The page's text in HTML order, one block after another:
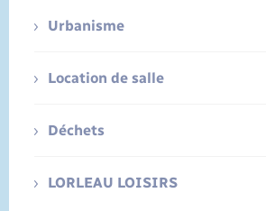
Urbanisme
Location de salle
Déchets
LORLEAU LOISIRS